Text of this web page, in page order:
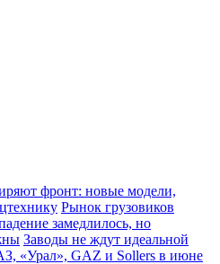
фронт: новые модели,
Рынок грузовиков
замедлилось, но
Заводы не ждут идеальной
«Урал», GAZ и Sollers в июне